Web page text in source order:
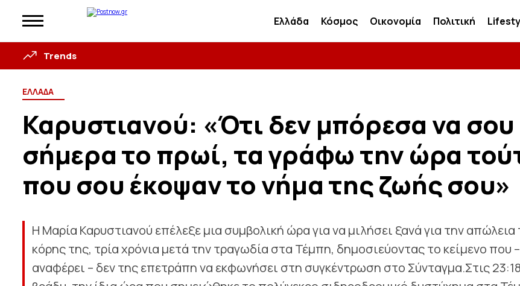
Ελλάδα Κόσμος Οικονομία Πολιτική
Trends
ΕΛΛΑΔΑ
Καρυστιανού: «Ότι δεν μπόρεσα να
σήμερα το πρωί, τα γράφω την ώρα
που σου έκοψαν το νήμα της ζωής σου»
Η Μαρία Καρυστιανού επέλεξε μια συμβολική ώρα για να μιλήσει ξανά για την απώλεια
κόρης της, τρία χρόνια μετά την τραγωδία στα Τέμπη, δημοσιεύοντας το κείμενο που
αναφέρει – δεν της επετράπη να εκφωνήσει στη συγκέντρωση στο Σύνταγμα.Στις